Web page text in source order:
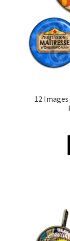
12 Images